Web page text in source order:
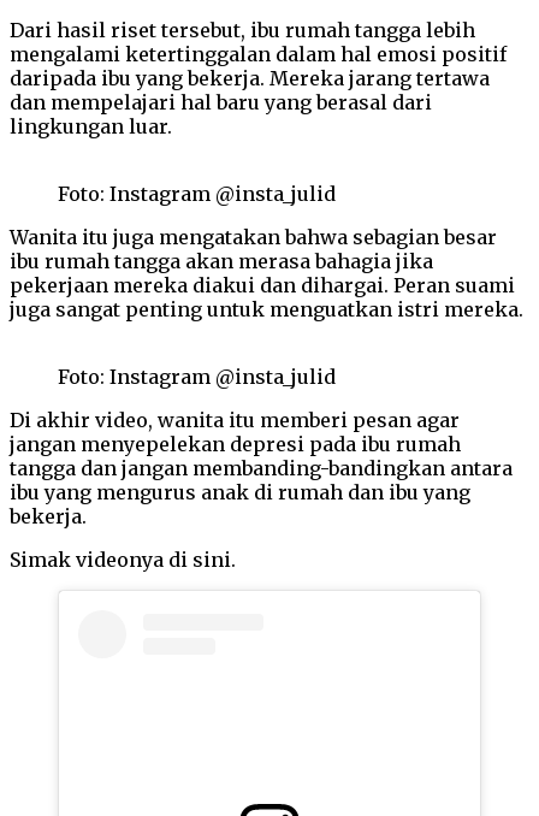
Dari hasil riset tersebut, ibu rumah tangga lebih
mengalami ketertinggalan dalam hal emosi positif
daripada ibu yang bekerja. Mereka jarang tertawa
dan mempelajari hal baru yang berasal dari
lingkungan luar.
Foto: Instagram @insta_julid
Wanita itu juga mengatakan bahwa sebagian besar
ibu rumah tangga akan merasa bahagia jika
pekerjaan mereka diakui dan dihargai. Peran suami
juga sangat penting untuk menguatkan istri mereka.
Foto: Instagram @insta_julid
Di akhir video, wanita itu memberi pesan agar
jangan menyepelekan depresi pada ibu rumah
tangga dan jangan membanding-bandingkan antara
ibu yang mengurus anak di rumah dan ibu yang
bekerja.
Simak videonya di sini.